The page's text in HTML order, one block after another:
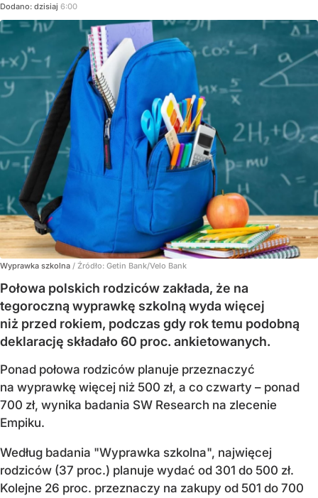
Dodano: dzisiaj 6:00
Wyprawka szkolna / Źródło: Getin Bank/Velo Bank
Połowa polskich rodziców zakłada, że na
tegoroczną wyprawkę szkolną wyda więcej
niż przed rokiem, podczas gdy rok temu podobną
deklarację składało 60 proc. ankietowanych.
Ponad połowa rodziców planuje przeznaczyć
na wyprawkę więcej niż 500 zł, a co czwarty – ponad
700 zł, wynika badania SW Research na zlecenie
Empiku.
Według badania "Wyprawka szkolna", najwięcej
rodziców (37 proc.) planuje wydać od 301 do 500 zł.
Kolejne 26 proc. przeznaczy na zakupy od 501 do 700